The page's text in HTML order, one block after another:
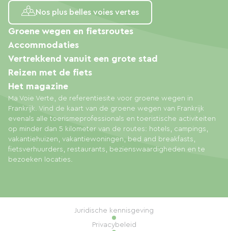
Nos plus belles voies vertes
Ma Voie Verte, de referentiesite voor groene wegen in
Frankrijk. Vind de kaart van de groene wegen van Frankrijk
evenals alle toerismeprofessionals en toeristische activiteiten
op minder dan 5 kilometer van de routes: hotels, campings,
vakantiehuizen, vakantiewoningen, bed and breakfasts,
fietsverhuurders, restaurants, bezienswaardigheden en te
bezoeken locaties.
Groene wegen en fietsroutes
Accommodaties
Vertrekkend vanuit een grote stad
Reizen met de fiets
Het magazine
Juridische kennisgeving
Privacybeleid